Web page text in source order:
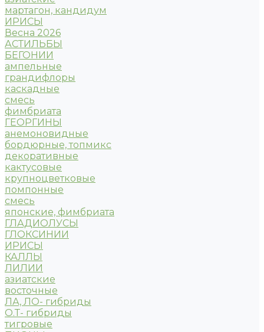
мартагон, кандидум
ИРИСЫ
Весна 2026
АСТИЛЬБЫ
БЕГОНИИ
ампельные
грандифлоры
каскадные
смесь
фимбриата
ГЕОРГИНЫ
анемоновидные
бордюрные, топмикс
декоративные
кактусовые
крупноцветковые
помпонные
смесь
японские, фимбриата
ГЛАДИОЛУСЫ
ГЛОКСИНИИ
ИРИСЫ
КАЛЛЫ
ЛИЛИИ
азиатские
восточные
ЛА, ЛО- гибриды
О.Т- гибриды
тигровые